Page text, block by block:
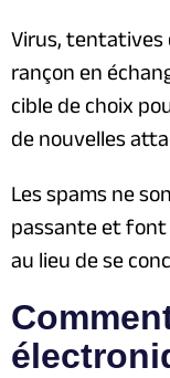
Virus, tentatives
rançon en
cible de choix
de nouvelles
Les spams ne
passante et font
au lieu de se